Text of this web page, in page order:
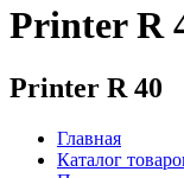
Printer R
Printer R 40
Главная
Каталог